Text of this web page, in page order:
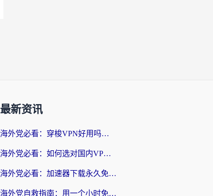
最新资讯
海外党必看：穿梭VPN好用吗？和云帆VPN对比哪个回国效果更好？附真实测评+避坑指南
海外党必看：如何选对国内VPN，实现无缝访问国内资源？
海外党必看：加速器下载永久免费版真的存在吗？教你无缝访问国内资源的正确姿势
海外党自救指南：用一个小时免费加速器，轻松打破国内资源访问壁垒？